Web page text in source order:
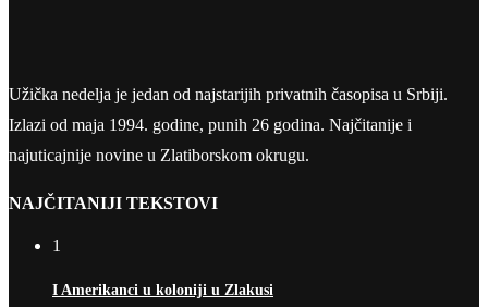
Užička nedelja je jedan od najstarijih privatnih časopisa u Srbiji.
Izlazi od maja 1994. godine, punih 26 godina. Najčitanije i
najuticajnije novine u Zlatiborskom okrugu.
NAJČITANIJI TEKSTOVI
1
I Amerikanci u koloniji u Zlakusi